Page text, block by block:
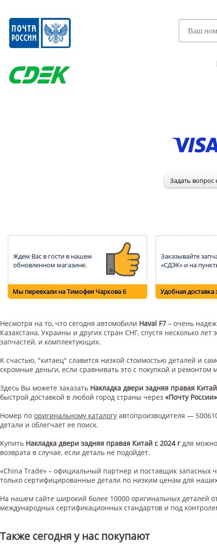
Ждем Вас в гости в нашем
обновленном магазине.
Мы переехали на Тимофея Чаркова 6
Заказывайте
«СДЭК» и на
Удобная доставка
Несмотря на то, что сегодня автомобили Haval F7 – очень
Казахстана, Украины и других стран СНГ, спустя несколько
запчастей, и комплектующих.
К счастью, "китаец" славится низкой стоимостью деталей и
скромные деньги, если сравнивать это с покупкой и
Здесь Вы можете заказать Накладка двери задняя правая
быстрой доставкой в любой город страны через «Почту России»
Номер по оригинальному каталогу автопроизводителя —
детали и облегчает ее поиск.
Купить Накладка двери задняя правая Китай с 2024 гдля
возврата в случае, если деталь не подойдет.
«China Trade» – официальный партнер и поставщик запасных
только сертифицированные детали по низким ценам для
На нашем сайте широкий более 10000 оригинальных деталей
международных сертификационных стандартов и под
Также сегодня у нас покупают